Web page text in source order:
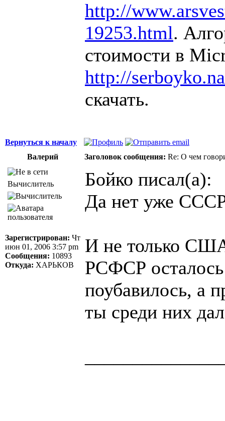
http://
19253.html.
стоимости в
http://
скачать.
Вернуться к началу
Валерий
Заголовок сообщения: Re: О чем
Вычислитель
Зарегистрирован: Чт
июн 01, 2006 3:57 pm
Сообщения: 10893
Откуда: ХАРЬКОВ
Бойко писал(а):
Да нет уже
И не только
РСФСР
поубавилось, а
ты среди них